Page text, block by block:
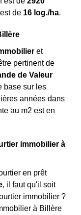
de 16 log./ha.
et
pertinent de
de Valeur
base sur les
années dans
au m2 est en
immobilier à
en prêt
, il faut qu'il soit
immobilier ?
à Billère